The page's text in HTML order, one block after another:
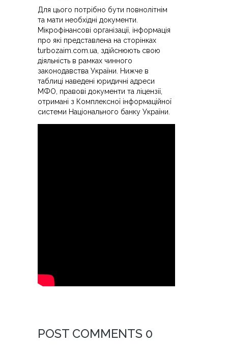
Для цього потрібно бути повнолітнім
та мати необхідні документи.
Мікрофінансові організації, інформація
про які представлена ​​на сторінках
turbozaim.com.ua, здійснюють свою
діяльність в рамках чинного
законодавства України. Нижче в
таблиці наведені юридичні адреси
МФО, правові документи та ліцензії,
отримані з Комплексної інформаційної
системи Національного банку України.
POST COMMENTS 0